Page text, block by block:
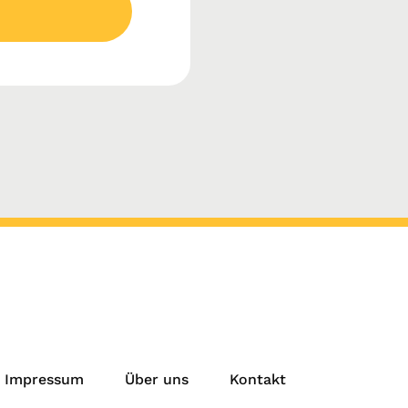
Impressum Über uns Kontakt